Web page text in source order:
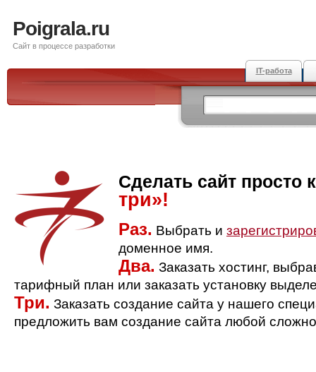
Poigrala.ru
Сайт в процессе разработки
IT-работа
Сделать сайт просто
три»!
Раз. Выбрать и
доменное имя.
Два. Заказать хостинг,
тарифный план или заказать установку
Три. Заказать создание сайта у нашего
предложить вам создание сайта любой